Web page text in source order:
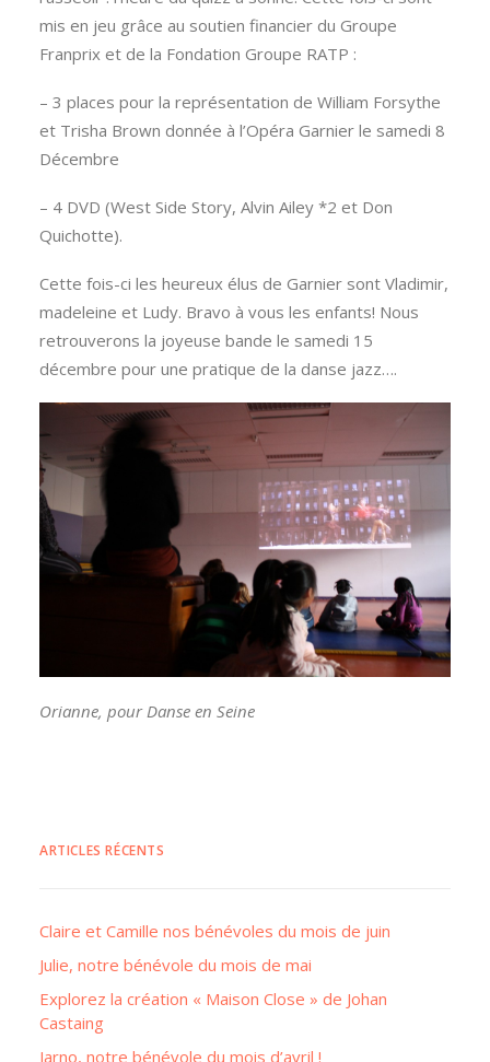
mis en jeu grâce au soutien financier du Groupe
Franprix et de la Fondation Groupe RATP :
– 3 places pour la représentation de William Forsythe
et Trisha Brown donnée à l’Opéra Garnier le samedi 8
Décembre
– 4 DVD (West Side Story, Alvin Ailey *2 et Don
Quichotte).
Cette fois-ci les heureux élus de Garnier sont Vladimir,
madeleine et Ludy. Bravo à vous les enfants! Nous
retrouverons la joyeuse bande le samedi 15
décembre pour une pratique de la danse jazz….
Orianne, pour Danse en Seine
ARTICLES RÉCENTS
Claire et Camille nos bénévoles du mois de juin
Julie, notre bénévole du mois de mai
Explorez la création « Maison Close » de Johan
Castaing
Jarno, notre bénévole du mois d’avril !